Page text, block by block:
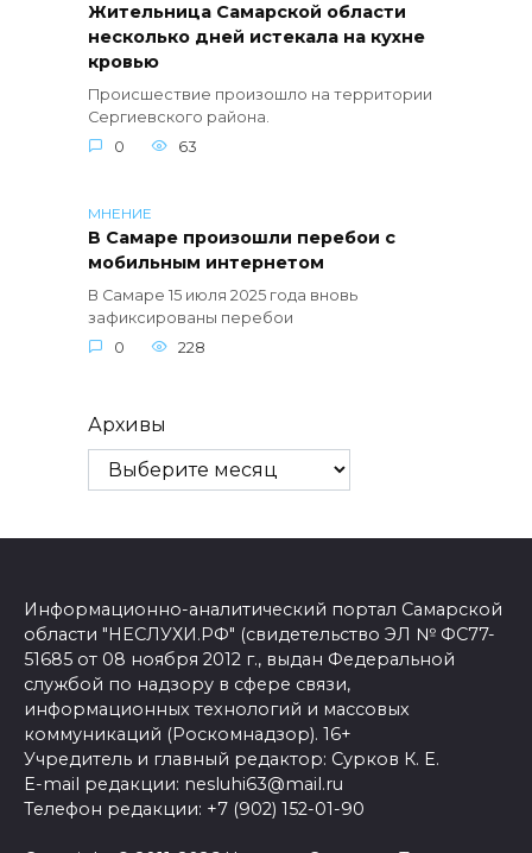
Жительница Самарской области
несколько дней истекала на кухне
кровью
Происшествие произошло на территории
Сергиевского района.
0
63
МНЕНИЕ
В Самаре произошли перебои с
мобильным интернетом
В Самаре 15 июля 2025 года вновь
зафиксированы перебои
0
228
Архивы
Информационно-аналитический портал Самарской
области "НЕСЛУХИ.РФ" (свидетельство ЭЛ № ФС77-
51685 от 08 ноября 2012 г., выдан Федеральной
службой по надзору в сфере связи,
информационных технологий и массовых
коммуникаций (Роскомнадзор). 16+
Учредитель и главный редактор: Сурков К. Е.
E-mail редакции: nesluhi63@mail.ru
Телефон редакции: +7 (902) 152-01-90